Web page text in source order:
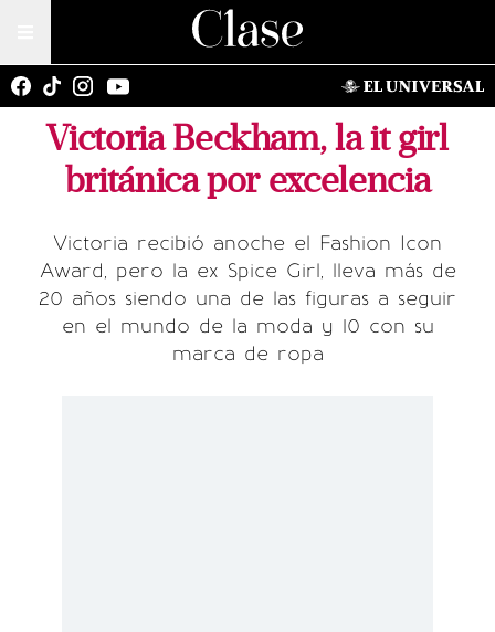
Victoria Beckham, la it girl
británica por excelencia
Victoria recibió anoche el Fashion Icon
Award, pero la ex Spice Girl, lleva más de
20 años siendo una de las figuras a seguir
en el mundo de la moda y 10 con su
marca de ropa